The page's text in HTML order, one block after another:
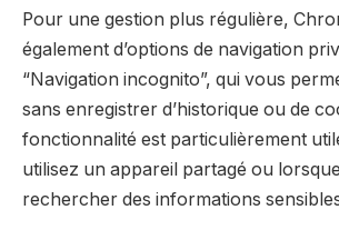
Pour une gestion plus régulière,
également d’options de navigation
“Navigation incognito”, qui vous
sans enregistrer d’historique ou de
fonctionnalité est particulièrement
utilisez un appareil partagé ou
rechercher des informations